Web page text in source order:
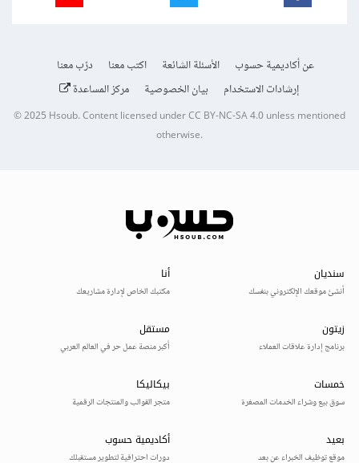
عن أكاديمية حسوب الأسئلة الشائعة اكتب معنا
درّب معنا
إرشادات الاستخدام
بيان الخصوصية مركز المساعدة
© 2025Hsoub.Content licensed underCC BY-NC-SA 4.0unless mentioned
otherwise.